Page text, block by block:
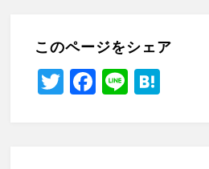
このページをシェア
T
F
Li